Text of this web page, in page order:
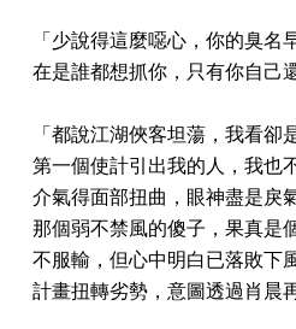
「少說得這麼噁心，你的臭
在是誰都想抓你，只有你自己
「都說江湖俠客坦蕩，我看
第一個使計引出我的人，我也
介氣得面部扭曲，眼神盡是戾
那個弱不禁風的傻子，果真是
不服輸，但心中明白已落敗下
計畫扭轉劣勢，意圖透過肖晨